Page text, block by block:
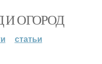
И ОГОРОД
статьи